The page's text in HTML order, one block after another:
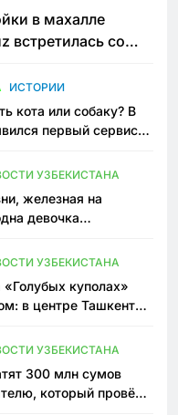
в махалле
встретилась со
ИСТОРИИ
кота или собаку? В
первый сервис
УЗБЕКИСТАНА
железная на
девочка
УЗБЕКИСТАНА
«Голубых куполах»
в центре Ташкента
УЗБЕКИСТАНА
300 млн сумов
который провёл